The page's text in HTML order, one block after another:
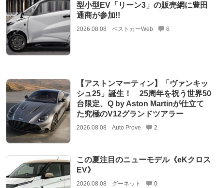
型小型EV「リーン3」の販売網に豊田
通商が参加!!
2026.08.08 ベストカーWeb 6
【アストンマーティン】「ヴァンキッ
シュ25」誕生！ 25周年を祝う世界50
台限定、Q by Aston Martinが仕立て
た究極のV12グランドツアラー
2026.08.08 Auto Prove 2
この夏注目のニューモデル《eKクロス
EV》
2026.08.08 グーネット 0